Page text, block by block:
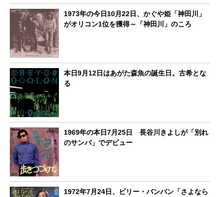
1973年の今日10月22日、かぐや姫「神田川」
がオリコン1位を獲得～「神田川」のころ
本日9月12日はあがた森魚の誕生日。古希とな
る
1969年の本日7月25日 長谷川きよしが「別れ
のサンバ」でデビュー
1972年7月24日、ビリー・バンバン「さよなら